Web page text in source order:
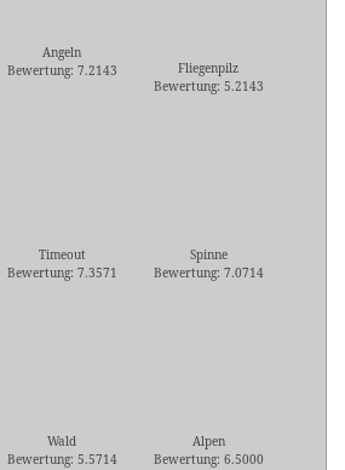
Angeln
Bewertung: 7.2143
Fliegenpilz
Bewertung: 5.2143
Timeout
Bewertung: 7.3571
Spinne
Bewertung: 7.0714
Wald
Bewertung: 5.5714
Alpen
Bewertung: 6.5000